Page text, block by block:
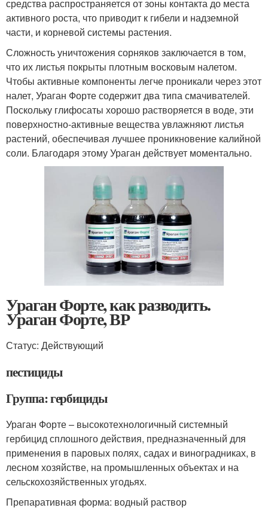
средства распространяется от зоны контакта до места
активного роста, что приводит к гибели и надземной
части, и корневой системы растения.
Сложность уничтожения сорняков заключается в том,
что их листья покрыты плотным восковым налетом.
Чтобы активные компоненты легче проникали через этот
налет, Ураган Форте содержит два типа смачивателей.
Поскольку глифосаты хорошо растворяется в воде, эти
поверхностно-активные вещества увлажняют листья
растений, обеспечивая лучшее проникновение калийной
соли. Благодаря этому Ураган действует моментально.
Ураган Форте, как разводить.
Ураган Форте, ВР
Статус: Действующий
пестициды
Группа: гербициды
Ураган Форте – высокотехнологичный системный
гербицид сплошного действия, предназначенный для
применения в паровых полях, садах и виноградниках, в
лесном хозяйстве, на промышленных объектах и на
сельскохозяйственных угодьях.
Препаративная форма: водный раствор